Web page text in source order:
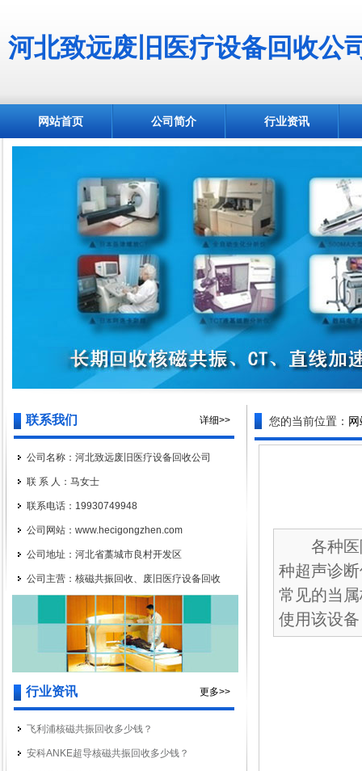
河北致远废旧医疗设备回收公
网站首页 公司简介 行业资讯
详细>>
联系我们
公司名称：河北致远废旧医疗设备回收公司
联 系 人：马女士
联系电话：19930749948
公司网站：www.hecigongzhen.com
公司地址：河北省藁城市良村开发区
公司主营：核磁共振回收、废旧医疗设备回收
更多>>
行业资讯
飞利浦核磁共振回收多少钱？
安科ANKE超导核磁共振回收多少钱？
您的当前位置：
各种医院
种超声诊
常见的当
使用该设